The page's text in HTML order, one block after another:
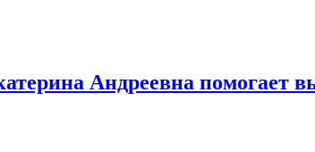
Андреевна помогает